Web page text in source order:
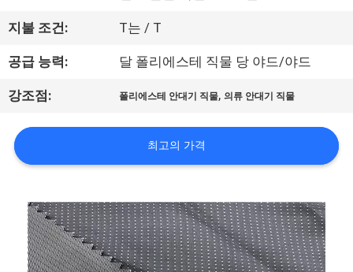
행
품
질
관
지불 조건: T는 / T
공급 능력: 달 폴리에스테 직물 당 야드/야드
강조점: 폴리에스테 안대기 직물,의류 안대기 직물
최고의 가격